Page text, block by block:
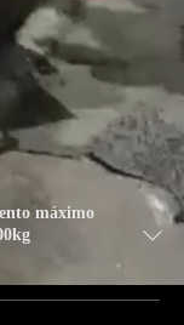
máximo